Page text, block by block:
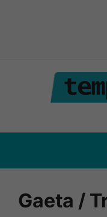
contenuto
Gaeta /